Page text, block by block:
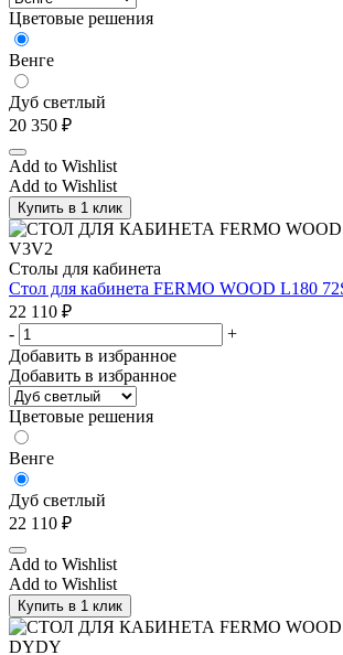
Цветовые решения
Венге
Дуб светлый
20 350 ₽
Add to Wishlist
Add to Wishlist
Купить в 1 клик
Столы для кабинета
Стол для кабинета FERMO WOOD L180
22 110 ₽
-
+
Добавить в избранное
Добавить в избранное
Цветовые решения
Венге
Дуб светлый
22 110 ₽
Add to Wishlist
Add to Wishlist
Купить в 1 клик